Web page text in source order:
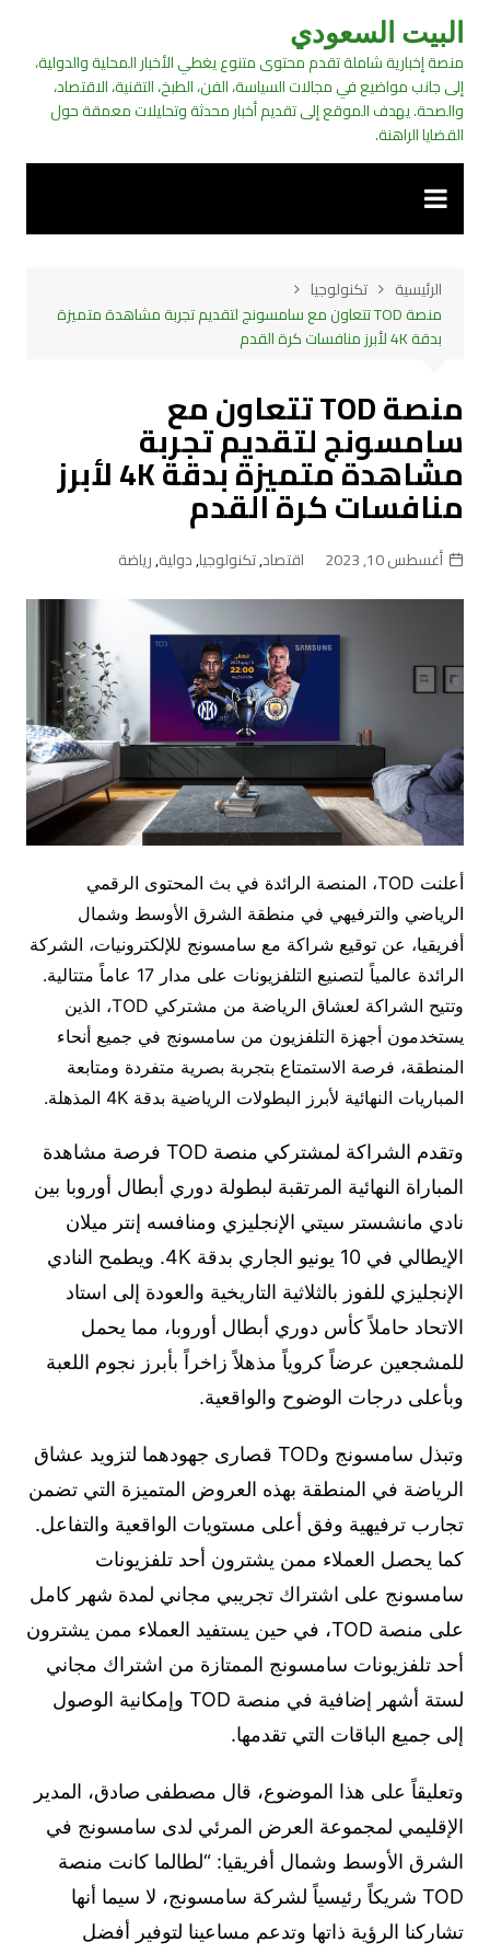
التجاوز
المحتوى
البيت السعودي
منصة إخبارية شاملة تقدم محتوى متنوع يغطي الأخبار المحلية والدولية،
إلى جانب مواضيع في مجالات السياسة، الفن، الطبخ، التقنية، الاقتصاد،
والصحة. يهدف الموقع إلى تقديم أخبار محدثة وتحليلات معمقة حول
القضايا الراهنة.
الرئيسية
تكنولوجيا
منصة TOD تتعاون مع سامسونج لتقديم تجربة مشاهدة متميزة
بدقة 4K لأبرز منافسات كرة القدم
منصة TOD تتعاون مع
سامسونج لتقديم تجربة
مشاهدة متميزة بدقة 4K لأبرز
منافسات كرة القدم
أغسطس 10, 2023 اقتصاد,تكنولوجيا,دولية,رياضة
أعلنت TOD، المنصة الرائدة في بث المحتوى الرقمي
الرياضي والترفيهي في منطقة الشرق الأوسط وشمال
أفريقيا، عن توقيع شراكة مع سامسونج للإلكترونيات، الشركة
الرائدة عالمياً لتصنيع التلفزيونات على مدار 17 عاماً متتالية.
وتتيح الشراكة لعشاق الرياضة من مشتركي TOD، الذين
يستخدمون أجهزة التلفزيون من سامسونج في جميع أنحاء
المنطقة، فرصة الاستمتاع بتجربة بصرية متفردة ومتابعة
المباريات النهائية لأبرز البطولات الرياضية بدقة 4K المذهلة.
وتقدم الشراكة لمشتركي منصة TOD فرصة مشاهدة
المباراة النهائية المرتقبة لبطولة دوري أبطال أوروبا بين
نادي مانشستر سيتي الإنجليزي ومنافسه إنتر ميلان
الإيطالي في 10 يونيو الجاري بدقة 4K. ويطمح النادي
الإنجليزي للفوز بالثلاثية التاريخية والعودة إلى استاد
الاتحاد حاملاً كأس دوري أبطال أوروبا، مما يحمل
للمشجعين عرضاً كروياً مذهلاً زاخراً بأبرز نجوم اللعبة
وبأعلى درجات الوضوح والواقعية.
وتبذل سامسونج وTOD قصارى جهودهما لتزويد عشاق
الرياضة في المنطقة بهذه العروض المتميزة التي تضمن
تجارب ترفيهية وفق أعلى مستويات الواقعية والتفاعل.
كما يحصل العملاء ممن يشترون أحد تلفزيونات
سامسونج على اشتراك تجريبي مجاني لمدة شهر كامل
على منصة TOD، في حين يستفيد العملاء ممن يشترون
أحد تلفزيونات سامسونج الممتازة من اشتراك مجاني
لستة أشهر إضافية في منصة TOD وإمكانية الوصول
إلى جميع الباقات التي تقدمها.
وتعليقاً على هذا الموضوع، قال مصطفى صادق، المدير
الإقليمي لمجموعة العرض المرئي لدى سامسونج في
الشرق الأوسط وشمال أفريقيا: “لطالما كانت منصة
TOD شريكاً رئيسياً لشركة سامسونج، لا سيما أنها
تشاركنا الرؤية ذاتها وتدعم مساعينا لتوفير أفضل